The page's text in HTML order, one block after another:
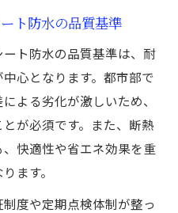
別メリットと選択の
際の施工現場で分かる
会社の選び方と比較ポ
ビシート防水の魅力
用年数と費用バランス
ト防水の品質基準
ト防水の品質基準は、耐
心となります。都市部で
よる劣化が激しいため、
が必須です。また、断熱
快適性や省エネ効果を重
ます。
度や定期点検体制が整っ